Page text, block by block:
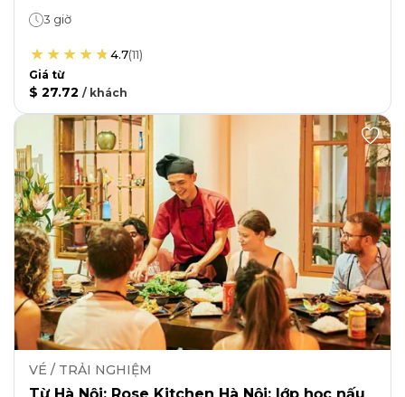
3 giờ
4.7(11)
Giá từ
$ 27.72 / khách
VÉ / TRẢI NGHIỆM